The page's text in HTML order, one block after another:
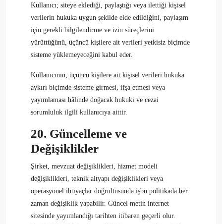
Kullanıcı; siteye eklediği, paylaştığı veya ilettiği kişisel
verilerin hukuka uygun şekilde elde edildiğini, paylaşım
için gerekli bilgilendirme ve izin süreçlerini
yürüttüğünü, üçüncü kişilere ait verileri yetkisiz biçimde
sisteme yüklemeyeceğini kabul eder.
Kullanıcının, üçüncü kişilere ait kişisel verileri hukuka
aykırı biçimde sisteme girmesi, ifşa etmesi veya
yayımlaması hâlinde doğacak hukuki ve cezai
sorumluluk ilgili kullanıcıya aittir.
20. Güncelleme ve
Değişiklikler
Şirket, mevzuat değişiklikleri, hizmet modeli
değişiklikleri, teknik altyapı değişiklikleri veya
operasyonel ihtiyaçlar doğrultusunda işbu politikada her
zaman değişiklik yapabilir. Güncel metin internet
sitesinde yayımlandığı tarihten itibaren geçerli olur.